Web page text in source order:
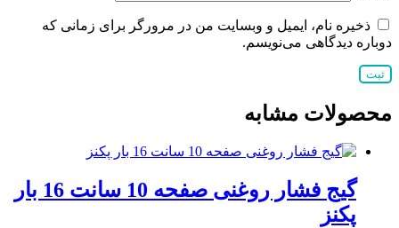
ذخیره نام، ایمیل و وبسایت من در مرورگر برای زمانی که
دوباره دیدگاهی می‌نویسم.
محصولات مشابه
گیج فشار روغنی صفحه 10 سانت 16 بار
پکنز